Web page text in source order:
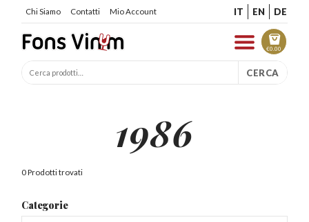
Chi Siamo Contatti Mio Account IT EN DE
€0.00
CERCA
1986
0 Prodotti trovati
Categorie